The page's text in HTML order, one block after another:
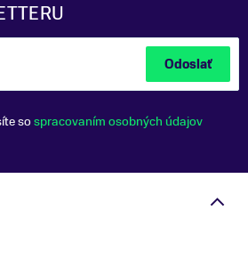
Odoslať
sospracovaním osobných údajov